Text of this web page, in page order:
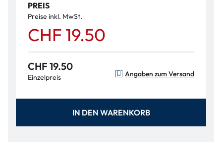
PREIS
Preise inkl. MwSt.
CHF 19.50
CHF 19.50
Einzelpreis Angaben zum Versand
IN DEN WARENKORB